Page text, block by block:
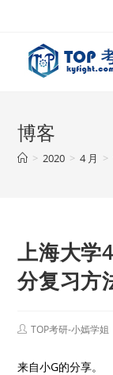
博客
> 2020 > 4 月 >
上海大学
分复习方
TOP考研-小嫣学姐
来自小G的分享。